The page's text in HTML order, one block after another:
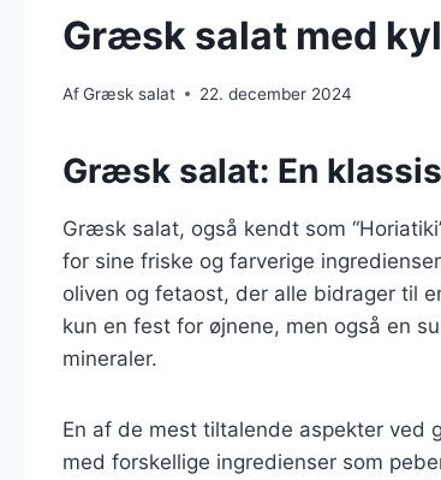
Græsk salat med
AfGræsk salat 22. december 2024
Græsk salat: En
Græsk salat, også kendt som
for sine friske og farverige
oliven og fetaost, der alle bidrager til
kun en fest for øjnene, men også en
mineraler.
En af de mest tiltalende aspekter ved
med forskellige ingredienser som